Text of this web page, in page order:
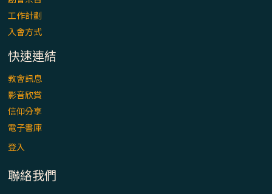
工作計劃
入會方式
快速連結
教會訊息
影音欣賞
信仰分享
電子書庫
登入
聯絡我們